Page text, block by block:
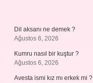
Dil aksanı ne demek ?
Ağustos 6, 2026
Kumru nasıl bir kuştur ?
Ağustos 6, 2026
Avesta ismi kız mı erkek mi ?